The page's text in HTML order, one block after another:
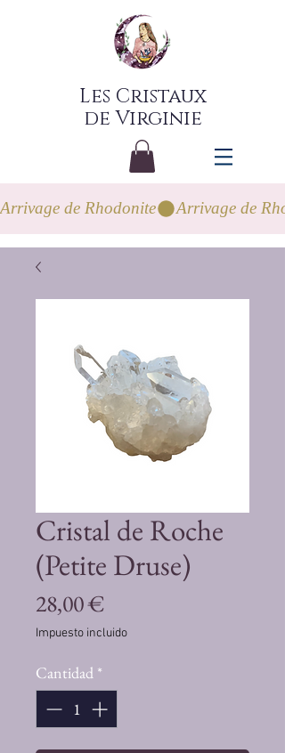
Les Cristaux
de Virginie
Arrivage de Rhodonite
Cristal de Roche
(Petite Druse)
28,00 €Precio
Impuesto incluido
Cantidad *